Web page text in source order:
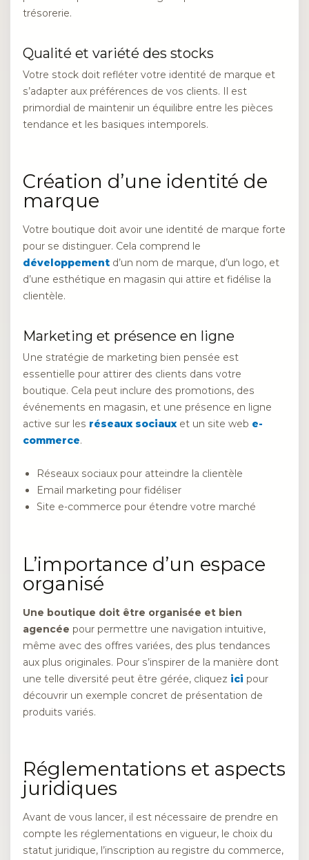
trésorerie.
Qualité et variété des stocks
Votre stock doit refléter votre identité de marque et
s’adapter aux préférences de vos clients. Il est
primordial de maintenir un équilibre entre les pièces
tendance et les basiques intemporels.
Création d’une identité de
marque
Votre boutique doit avoir une identité de marque forte
pour se distinguer. Cela comprend le
développement d’un nom de marque, d’un logo, et
d’une esthétique en magasin qui attire et fidélise la
clientèle.
Marketing et présence en ligne
Une stratégie de marketing bien pensée est
essentielle pour attirer des clients dans votre
boutique. Cela peut inclure des promotions, des
événements en magasin, et une présence en ligne
active sur les réseaux sociauxet un site web e-
commerce.
Réseaux sociaux pour atteindre la clientèle
Email marketing pour fidéliser
Site e-commerce pour étendre votre marché
L’importance d’un espace
organisé
Une boutique doit être organisée et bien
agencée pour permettre une navigation intuitive,
même avec des offres variées, des plus tendances
aux plus originales. Pour s’inspirer de la manière dont
une telle diversité peut être gérée, cliquez ici pour
découvrir un exemple concret de présentation de
produits variés.
Réglementations et aspects
juridiques
Avant de vous lancer, il est nécessaire de prendre en
compte les réglementations en vigueur, le choix du
statut juridique, l’inscription au registre du commerce,